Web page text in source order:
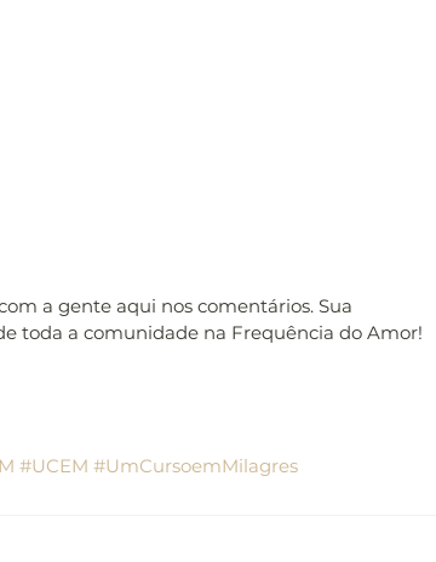
a gente aqui nos comentários. Sua
toda a comunidade na Frequência do Amor!
#UCEM #UmCursoemMilagres